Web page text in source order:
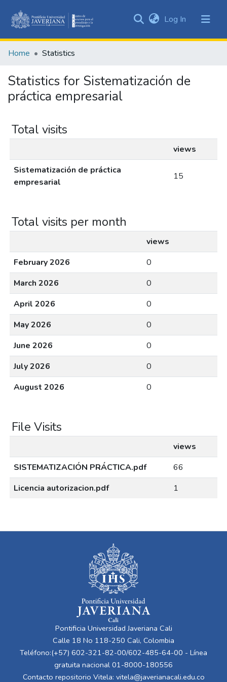
&
All of DSpace
Log In (current)
Home Statistics
Statistics for Sistematización de
práctica empresarial
Total visits
views
Sistematización de práctica
empresarial
15
Total visits per month
views
February 2026
0
March 2026
0
April 2026
0
May 2026
0
June 2026
0
July 2026
0
August 2026
0
File Visits
views
SISTEMATIZACIÓN PRÁCTICA.pdf
66
Licencia autorizacion.pdf
1
Pontificia Universidad Javeriana Cali
Calle 18 No 118-250 Cali, Colombia
Teléfono:(+57) 602-321-82-00/602-485-64-00 - Línea
gratuita nacional 01-8000-180556
Contacto repositorio Vitela: vitela@javerianacali.edu.co